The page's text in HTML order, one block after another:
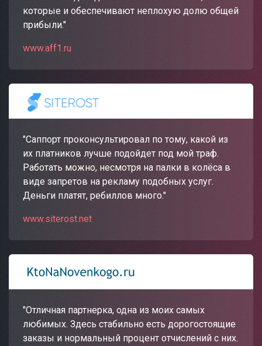
которые и обеспечивают неплохую долю общей
прибыли."
www.aff1.ru
"Саппорт проконсультировал по тому, какой из
их платников лучше подойдет под мой траф.
Работать можно, несмотря на палки в колёса в
виде запретов на рекламу подобных услуг.
Деньги платят, ребиллов много."
www.siterost.net
"Отличная партнерка, одна из моих самых
любимых. Здесь стабильно есть дорогостоящие
заказы и нормальный процент отчислений с них.